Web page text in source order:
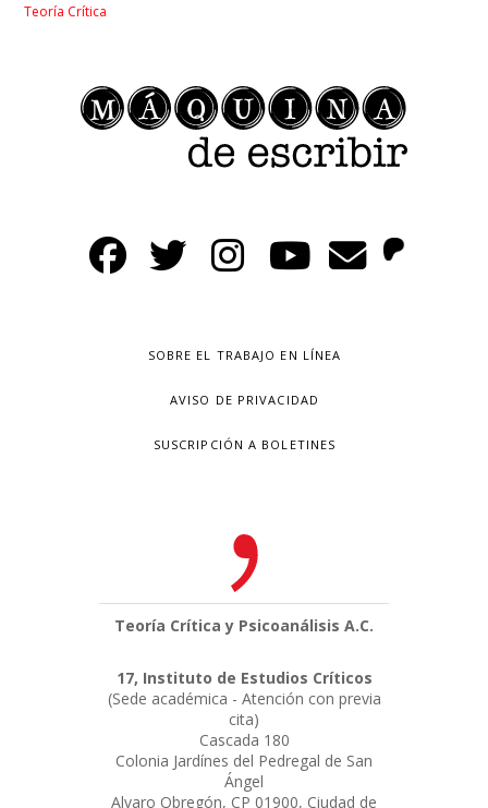
Teoría Crítica
SOBRE EL TRABAJO EN LÍNEA
AVISO DE PRIVACIDAD
SUSCRIPCIÓN A BOLETINES
Teoría Crítica y Psicoanálisis A.C.
17, Instituto de Estudios Críticos
(Sede académica - Atención con previa
cita)
Cascada 180
Colonia Jardínes del Pedregal de San
Ángel
Alvaro Obregón, CP 01900, Ciudad de